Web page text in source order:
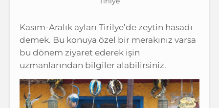
Kasım-Aralık ayları Tirilye’de zeytin hasadı
demek. Bu konuya özel bir merakınız varsa
bu dönem ziyaret ederek işin
uzmanlarından bilgiler alabilirsiniz.